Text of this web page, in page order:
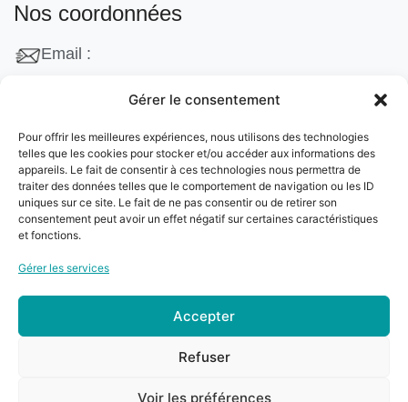
Gérer le consentement
Pour offrir les meilleures expériences, nous utilisons des technologies
telles que les cookies pour stocker et/ou accéder aux informations des
appareils. Le fait de consentir à ces technologies nous permettra de
traiter des données telles que le comportement de navigation ou les ID
uniques sur ce site. Le fait de ne pas consentir ou de retirer son
consentement peut avoir un effet négatif sur certaines caractéristiques
et fonctions.
Gérer les services
Accepter
Refuser
Voir les préférences
Nos coordonnées
Email :
132 Rue Edouard Vaillant, 95870 Bezons, France
Téléphone :
+33 06 22 09 56 53
+33 06 24 78 76 77
Clean&Go. Tous droits réservés –